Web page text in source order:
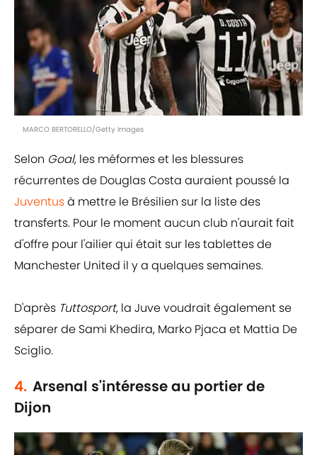
MARCO BERTORELLO/Getty Images
Selon Goal, les méformes et les blessures
récurrentes de Douglas Costa auraient poussé la
Juventusà mettre le Brésilien sur la liste des
transferts. Pour le moment aucun club n'aurait fait
d'offre pour l'ailier qui était sur les tablettes de
Manchester United il y a quelques semaines.
D'après Tuttosport, la Juve voudrait également se
séparer de Sami Khedira, Marko Pjaca et Mattia De
Sciglio.
4. Arsenal s'intéresse au portier de
Dijon